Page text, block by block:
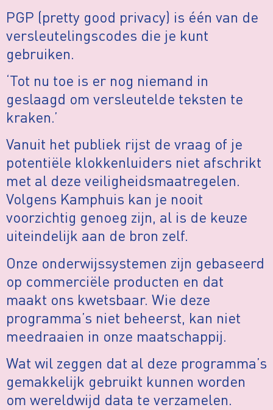
PGP (pretty good privacy) is één van de
versleutelingscodes die je kunt
gebruiken.
‘Tot nu toe is er nog niemand in
geslaagd om versleutelde teksten te
kraken.’
Vanuit het publiek rijst de vraag of je
potentiële klokkenluiders niet afschrikt
met al deze veiligheidsmaatregelen.
Volgens Kamphuis kan je nooit
voorzichtig genoeg zijn, al is de keuze
uiteindelijk aan de bron zelf.
Onze onderwijssystemen zijn gebaseerd
op commerciële producten en dat
maakt ons kwetsbaar. Wie deze
programma’s niet beheerst, kan niet
meedraaien in onze maatschappij.
Wat wil zeggen dat al deze programma’s
gemakkelijk gebruikt kunnen worden
om wereldwijd data te verzamelen.